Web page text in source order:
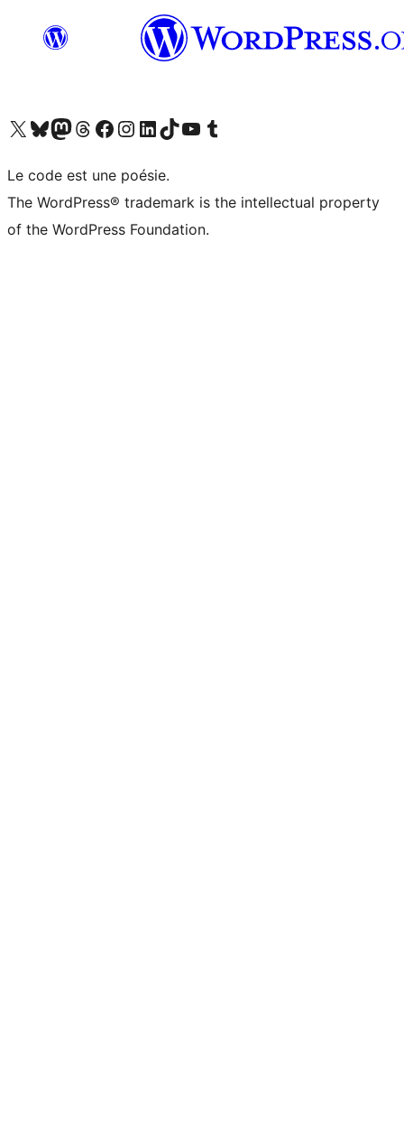
Visit our X (formerly Twitter) account
Visitez notre compte Bluesky
Visit our Mastodon account
Visitez notre compte Threads
Visit our Facebook page
Visit our Instagram account
Visit our LinkedIn account
Visitez notre compte TikTok
Visit our YouTube channel
Visitez notre compte Tumblr
Le code est une poésie.
The WordPress® trademark is the intellectual property
of the WordPress Foundation.